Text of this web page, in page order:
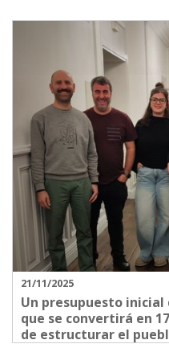
21/11/2025
Un presupuesto inicial
que se convertirá en
de estructurar el